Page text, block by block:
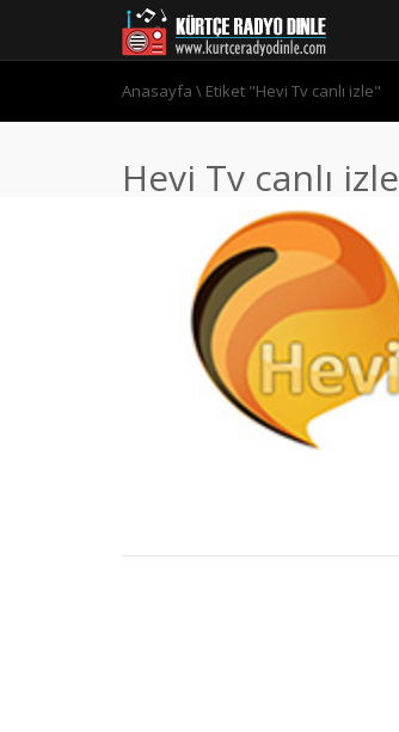
Anasayfa \ Etiket "Hevi Tv canlı izle"
Hevi Tv canlı izle